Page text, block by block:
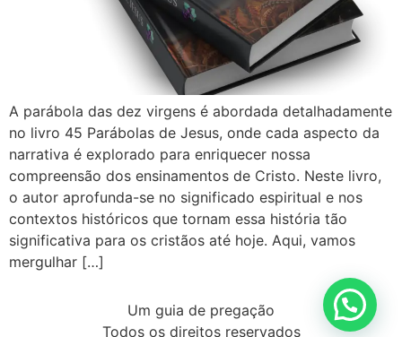
A parábola das dez virgens é abordada detalhadamente
no livro 45 Parábolas de Jesus, onde cada aspecto da
narrativa é explorado para enriquecer nossa
compreensão dos ensinamentos de Cristo. Neste livro,
o autor aprofunda-se no significado espiritual e nos
contextos históricos que tornam essa história tão
significativa para os cristãos até hoje. Aqui, vamos
mergulhar […]
Um guia de pregação
Todos os direitos reservados